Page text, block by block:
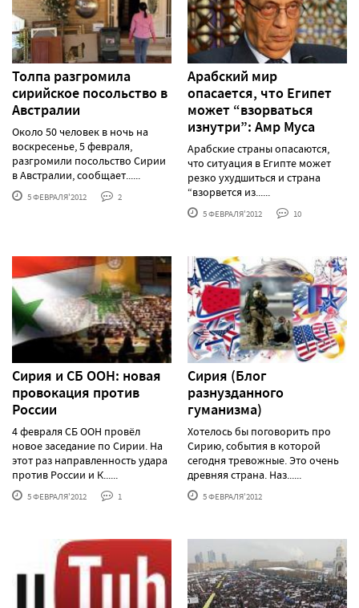
Толпа разгромила
сирийское посольство в
Австралии
Около 50 человек в ночь на
воскресенье, 5 февраля,
разгромили посольство Сирии
в Австралии, сообщает......
5 ФЕВРАЛЯ'2012 2
Арабский мир
опасается, что Египет
может “взорваться
изнутри”: Амр Муса
Арабские страны опасаются,
что ситуация в Египте может
резко ухудшиться и страна
“взорвется из......
5 ФЕВРАЛЯ'2012 10
Сирия и СБ ООН: новая
провокация против
России
4 февраля СБ ООН провёл
новое заседание по Сирии. На
этот раз направленность удара
против России и К......
5 ФЕВРАЛЯ'2012 1
Сирия (Блог
разнузданного
гуманизма)
Хотелось бы поговорить про
Сирию, события в которой
сегодня тревожные. Это очень
древняя страна. Наз......
5 ФЕВРАЛЯ'2012